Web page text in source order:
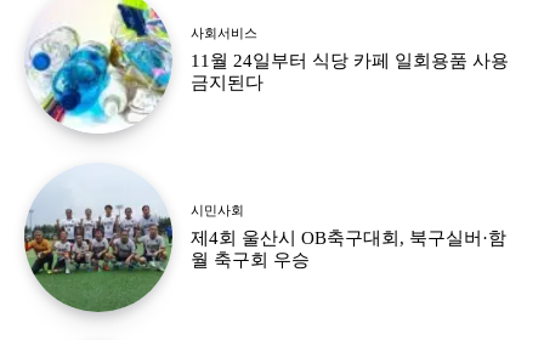
사회서비스
11월 24일부터 식당 카페 일회용품 사용
금지된다
시민사회
제4회 울산시 OB축구대회, 북구실버·함
월 축구회 우승